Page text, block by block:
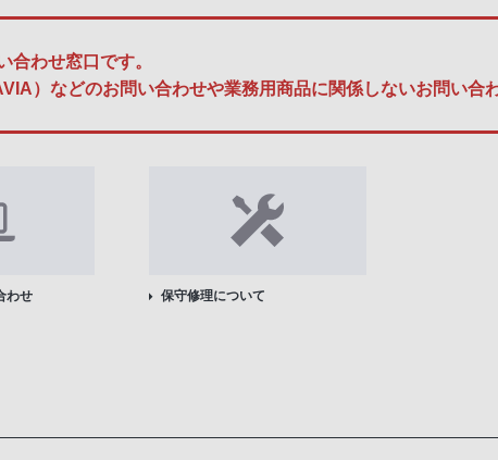
合わせ窓口です。
）などのお問い合わせや業務用商品に関係しないお問い合
わせ 保守修理について